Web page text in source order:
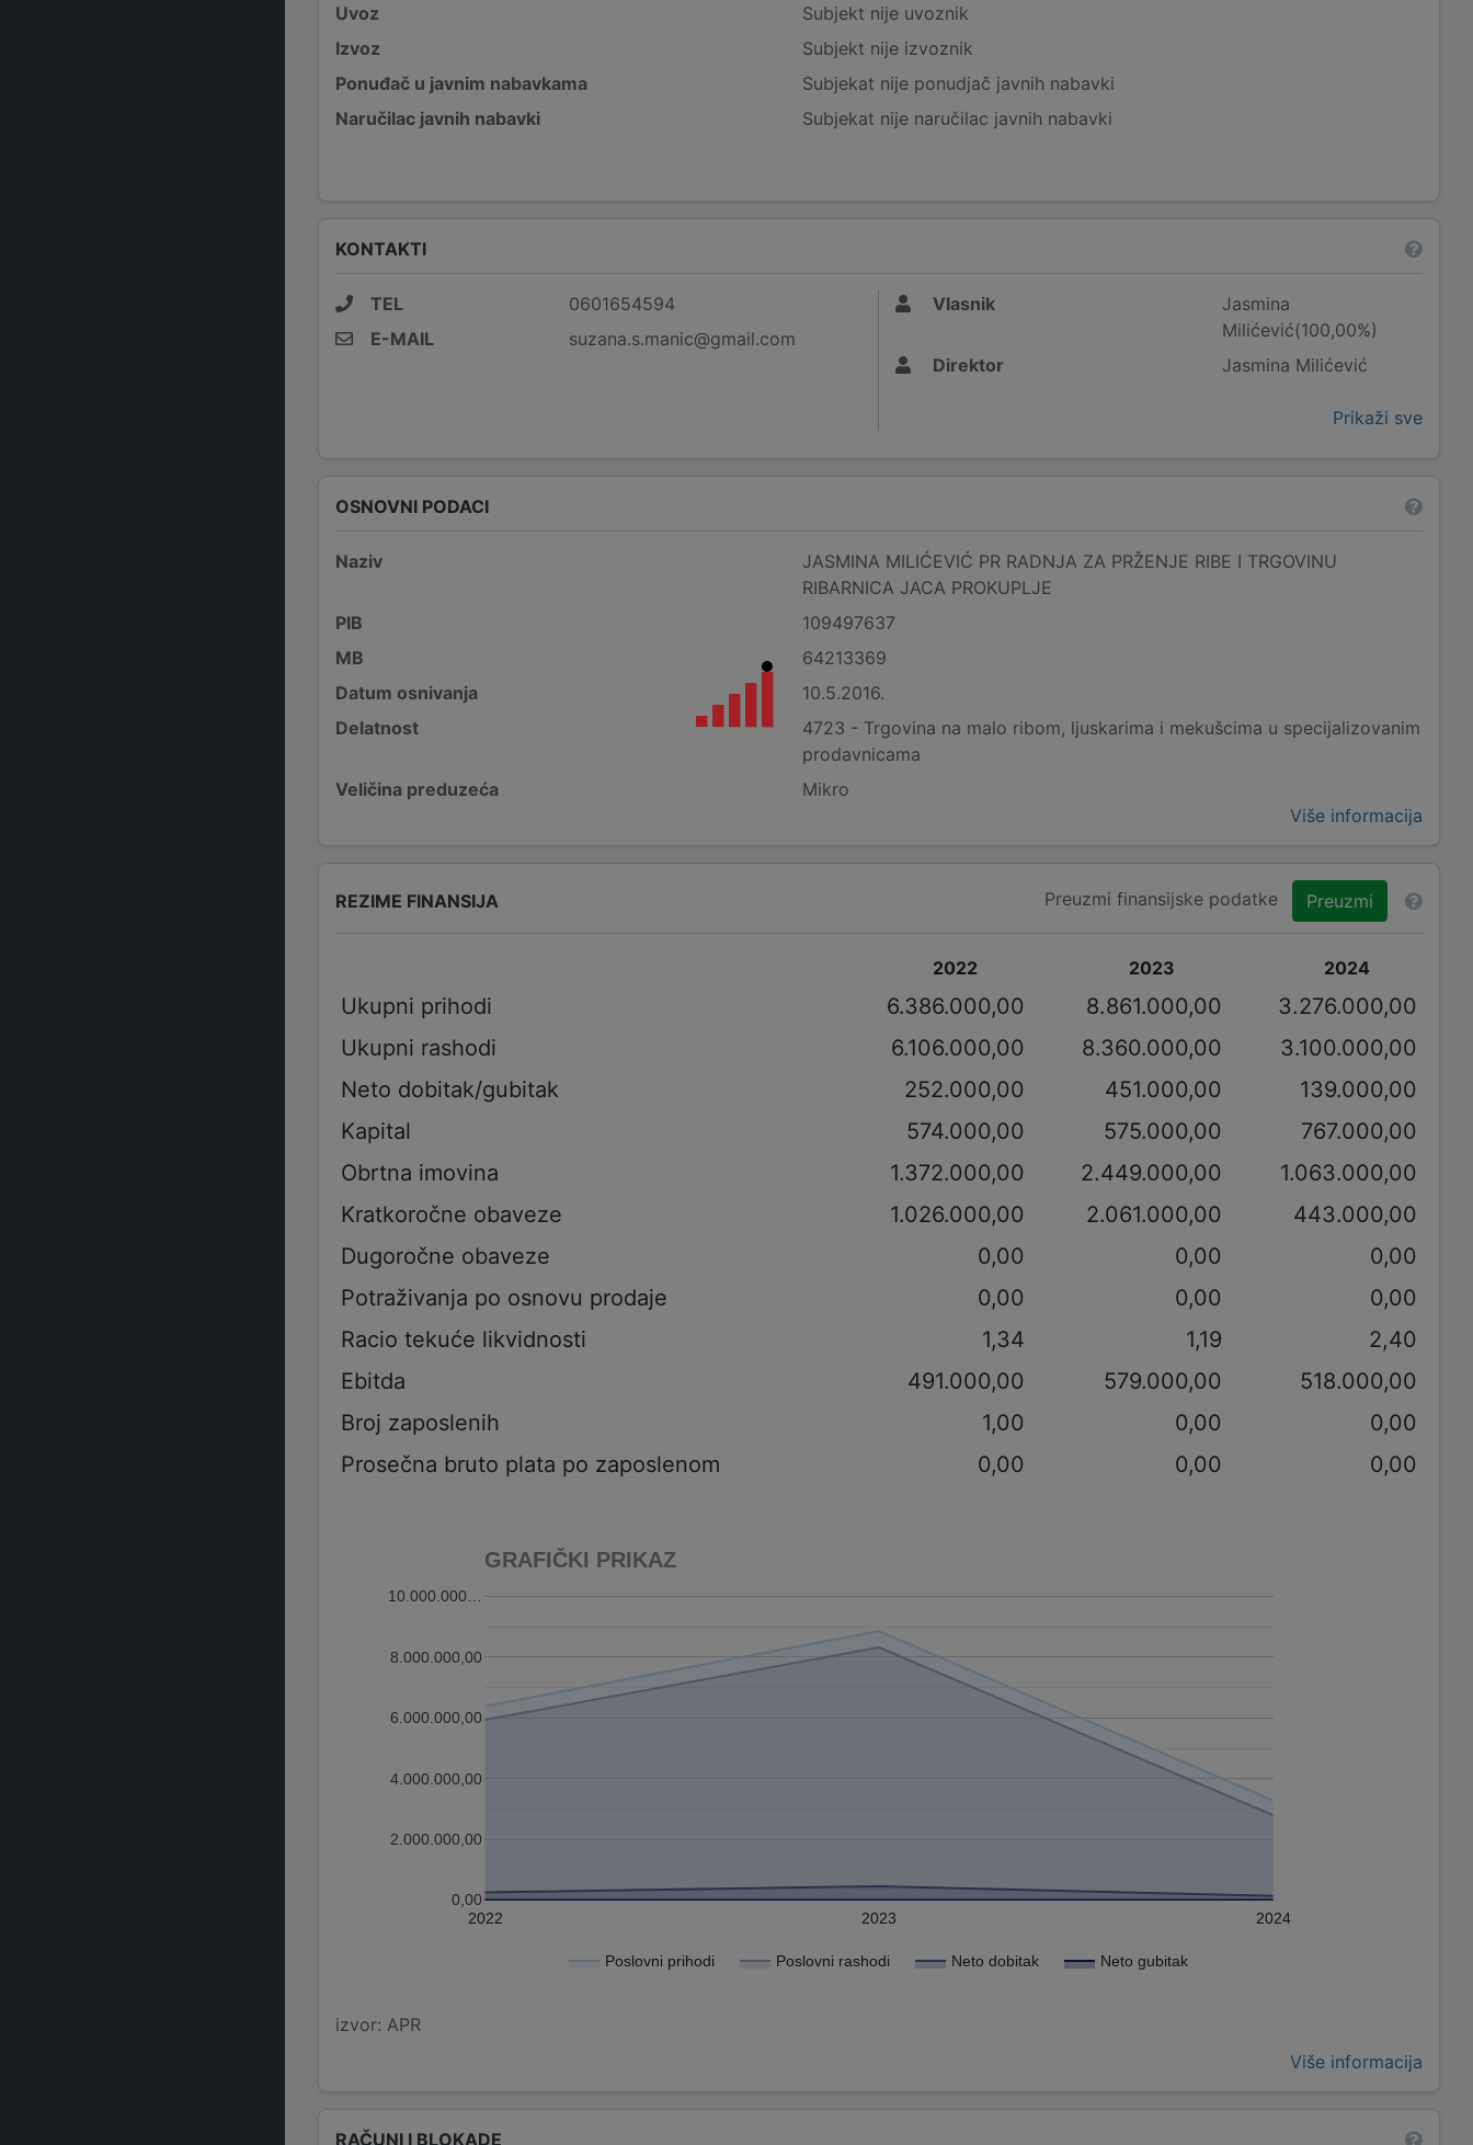
Uvoz
Subjekt nije uvoznik
Izvoz
Subjekt nije izvoznik
Ponuđač u javnim nabavkama
Subjekat nije ponudjač javnih nabavki
Naručilac javnih nabavki
Subjekat nije naručilac javnih nabavki
KONTAKTI
TEL
0601654594
E-MAIL
suzana.s.manic@gmail.com
Vlasnik
Jasmina
Milićević(100,00%)
Direktor
Jasmina Milićević
Prikaži sve
OSNOVNI PODACI
Naziv
JASMINA MILIĆEVIĆ PR RADNJA ZA PRŽENJE RIBE I TRGOVINU
RIBARNICA JACA PROKUPLJE
PIB
109497637
MB
64213369
Datum osnivanja
10.5.2016.
Delatnost
4723 - Trgovina na malo ribom, ljuskarima i mekušcima u specijalizovanim
prodavnicama
Veličina preduzeća
Mikro
Više informacija
REZIME FINANSIJA Preuzmi finansijske podatke Preuzmi
2022 2023 2024
Ukupni prihodi 6.386.000,00 8.861.000,00
3.276.000,00
Ukupni rashodi
6.106.000,00 8.360.000,00
3.100.000,00
Neto dobitak/gubitak
252.000,00 451.000,00
139.000,00
Kapital
574.000,00 575.000,00
767.000,00
Obrtna imovina
1.372.000,00 2.449.000,00
1.063.000,00
Kratkoročne obaveze
1.026.000,00 2.061.000,00
443.000,00
Dugoročne obaveze
0,00 0,00
0,00
Potraživanja po osnovu prodaje
0,00 0,00
0,00
Racio tekuće likvidnosti
1,34 1,19
2,40
Ebitda
491.000,00 579.000,00
518.000,00
Broj zaposlenih
1,00 0,00
0,00
Prosečna bruto plata po zaposlenom
0,00 0,00 0,00
GRAFIČKI PRIKAZ
Poslovni prihodi Poslovni rashodi Neto dobitak Neto gubitak
2022 2023 2024
0,00
2.000.000,00
4.000.000,00
6.000.000,00
8.000.000,00
10.000.000…
izvor: APR
Više informacija
RAČUNI I BLOKADE